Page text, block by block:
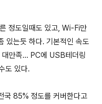
정도일때도 있고, Wi-Fi만
있는듯 하다. 기본적인 속도
만족... PC에 USB테더링
도 있다.
국 85% 정도를 커버한다고